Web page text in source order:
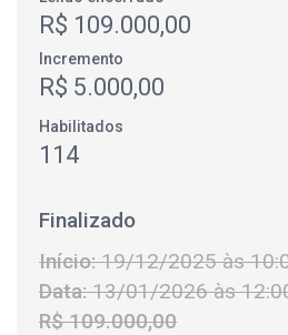
R$ 109.000,00
Incremento
R$ 5.000,00
Habilitados
114
Finalizado
Início:19/12/2025 às
Data:13/01/2026 às
R$ 109.000,00